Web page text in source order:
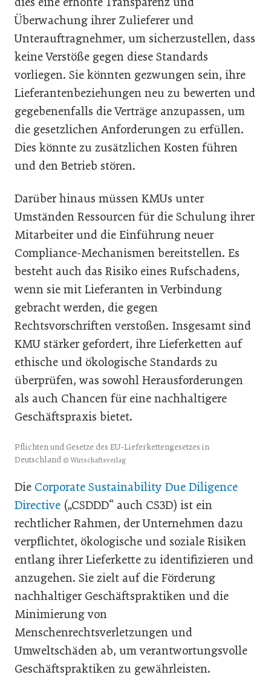
Überwachung ihrer Zulieferer und
Unterauftragnehmer, um sicherzustellen, dass
keine Verstöße gegen diese Standards
vorliegen. Sie könnten gezwungen sein, ihre
Lieferantenbeziehungen neu zu bewerten und
gegebenenfalls die Verträge anzupassen, um
die gesetzlichen Anforderungen zu erfüllen.
Dies könnte zu zusätzlichen Kosten führen
und den Betrieb stören.
Darüber hinaus müssen KMUs unter
Umständen Ressourcen für die Schulung ihrer
Mitarbeiter und die Einführung neuer
Compliance-Mechanismen bereitstellen. Es
besteht auch das Risiko eines Rufschadens,
wenn sie mit Lieferanten in Verbindung
gebracht werden, die gegen
Rechtsvorschriften verstoßen. Insgesamt sind
KMU stärker gefordert, ihre Lieferketten auf
ethische und ökologische Standards zu
überprüfen, was sowohl Herausforderungen
als auch Chancen für eine nachhaltigere
Geschäftspraxis bietet.
Pflichten und Gesetze des EU-Lieferkettengesetzes in
Deutschland © Wirtschaftsverlag
Die Corporate Sustainability Due Diligence
Directive („CSDDD“ auch CS3D) ist ein
rechtlicher Rahmen, der Unternehmen dazu
verpflichtet, ökologische und soziale Risiken
entlang ihrer Lieferkette zu identifizieren und
anzugehen. Sie zielt auf die Förderung
nachhaltiger Geschäftspraktiken und die
Minimierung von
Menschenrechtsverletzungen und
Umweltschäden ab, um verantwortungsvolle
Geschäftspraktiken zu gewährleisten.